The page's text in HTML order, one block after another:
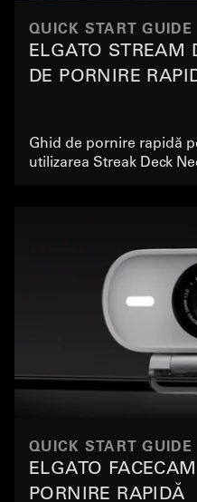
QUICK START GUIDE
ELGATO
DE PORNIRE
Ghid de pornire rapidă
utilizarea Streak Deck
QUICK START GUIDE
ELGATO
PORNIRE RAPIDĂ